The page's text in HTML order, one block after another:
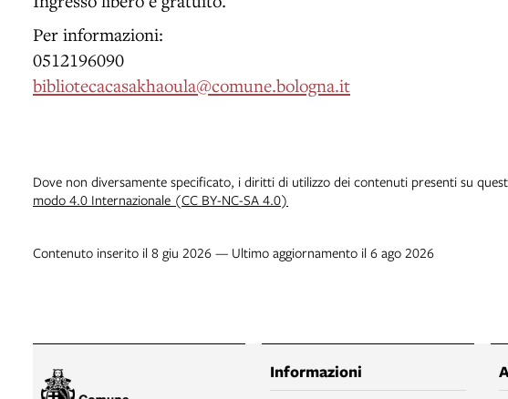
Per informazioni:
0512196090
bibliotecacasakhaoula@comune.bologna.it
Dove non diversamente specificato, i diritti di utilizzo dei contenuti presenti su
modo 4.0 Internazionale (CC BY-NC-SA 4.0)
Contenuto inserito il 8 giu 2026 — Ultimo aggiornamento il 6 ago 2026
Informazioni